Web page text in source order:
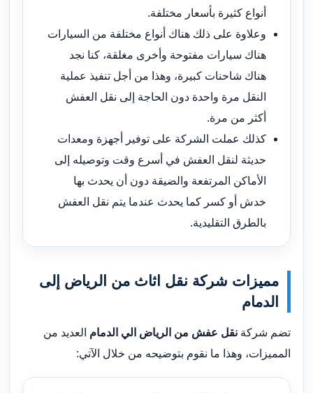
أنواع كثيرة بأسعار مختلفة.
وعلاوة على ذلك هناك أنواع مختلفة من السيارات
هناك سيارات مفتوحة وأخرى مغلقة، كنا نجد
هناك شاحنات كبيرة، وهذا من أجل تنفيذ عملية
النقل مرة واحدة دون الحاجة إلى نقل العفش
أكثر من مرة.
كذلك عملت الشركة على توفير أجهزة ومعدات
حديثة لنقل العفش في أسرع وقت وتوصيله إلى
الأماكن المرتفعة والضيقة دون أن يحدث بها
خدش أو كسر كما يحدث عندما يتم نقل العفش
بالطرق التقليدية.
مميزات شركة نقل اثاث من الرياض إلى
الدمام
تضم شركةنقل عفش من الرياض الي الدمام العديد من
المميزات، وهذا ما نقوم بتوضيحه من خلال الآتي: